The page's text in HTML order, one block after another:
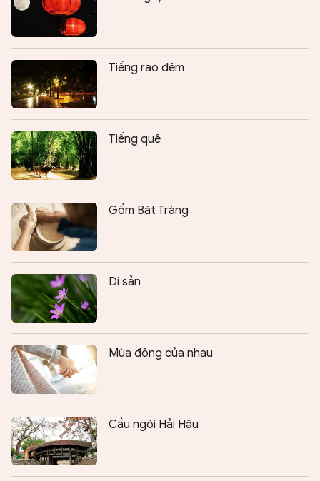
Tiếng rao đêm
Tiếng quê
Gốm Bát Tràng
Di sản
Mùa đông của nhau
Cầu ngói Hải Hậu